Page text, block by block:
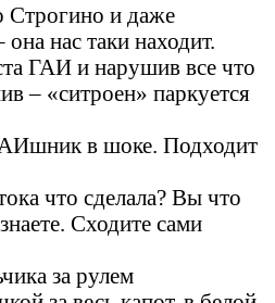
Строгино и даже
нас таки находит.
ГАИ и нарушив все что
– «ситроен» паркуется
в шоке. Подходит
что сделала? Вы что
Сходите сами
за рулем